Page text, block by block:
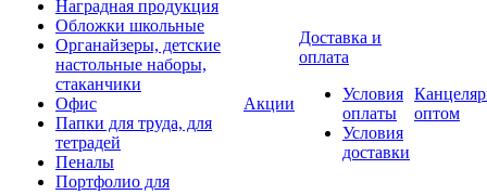
Наградная продукция
Обложки школьные
Органайзеры, детские
настольные наборы,
стаканчики
Офис
Папки для труда, для
тетрадей
Пеналы
Портфолио для
Акции
Доставка и
оплата
Условия
оплаты
Условия
доставки
оптом